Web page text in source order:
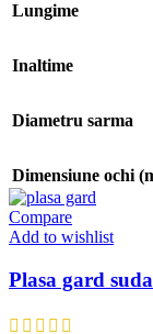
Lungime
Inaltime
Diametru sarma
Dimensiune ochi
Compare
Add to wishlist
Plasa gard